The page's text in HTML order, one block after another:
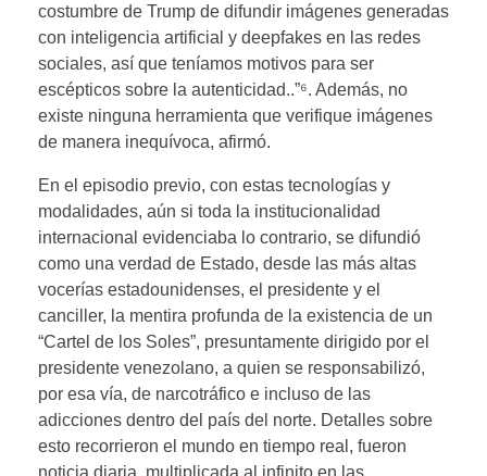
costumbre de Trump de difundir imágenes generadas
con inteligencia artificial y deepfakes en las redes
sociales, así que teníamos motivos para ser
escépticos sobre la autenticidad..”⁶. Además, no
existe ninguna herramienta que verifique imágenes
de manera inequívoca, afirmó.
En el episodio previo, con estas tecnologías y
modalidades, aún si toda la institucionalidad
internacional evidenciaba lo contrario, se difundió
como una verdad de Estado, desde las más altas
vocerías estadounidenses, el presidente y el
canciller, la mentira profunda de la existencia de un
“Cartel de los Soles”, presuntamente dirigido por el
presidente venezolano, a quien se responsabilizó,
por esa vía, de narcotráfico e incluso de las
adicciones dentro del país del norte. Detalles sobre
esto recorrieron el mundo en tiempo real, fueron
noticia diaria, multiplicada al infinito en las